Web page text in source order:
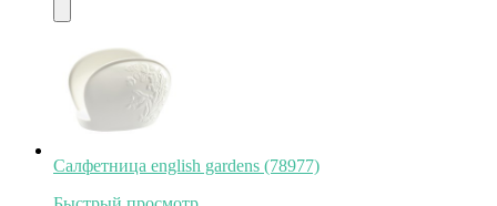
Салфетница english gardens (78977)